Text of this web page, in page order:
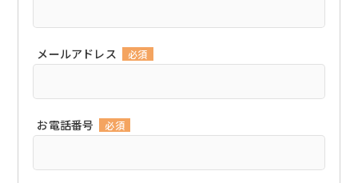
メールアドレス 必須
お電話番号 必須